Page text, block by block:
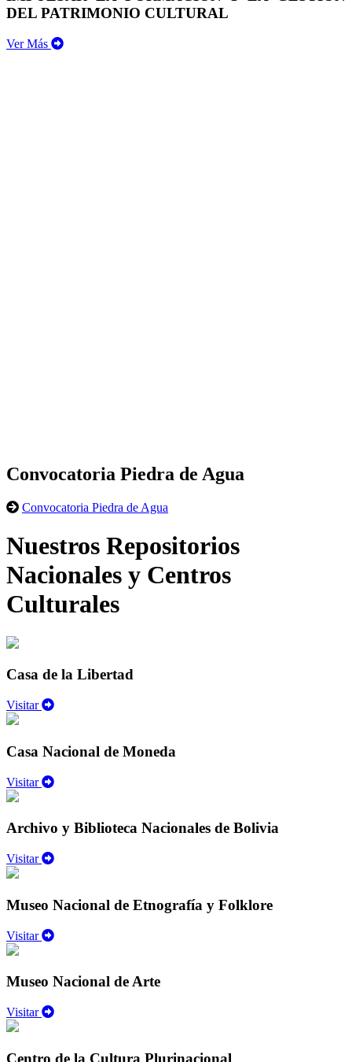
DEL PATRIMONIO CULTURAL
Ver Más
Convocatoria Piedra de Agua
Convocatoria Piedra de Agua
Nuestros Repositorios
Nacionales y Centros
Culturales
Casa de la Libertad
Visitar
Casa Nacional de Moneda
Visitar
Archivo y Biblioteca Nacionales de Bolivia
Visitar
Museo Nacional de Etnografía y Folklore
Visitar
Museo Nacional de Arte
Visitar
Centro de la Cultura Plurinacional